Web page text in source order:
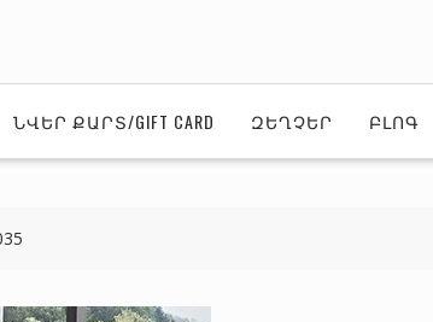
ՆՎԵՐ ՔԱՐՏ/GIFT CARD ԶԵՂՉԵՐ ԲԼՈԳ